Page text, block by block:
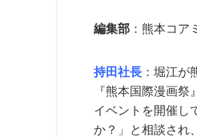
編集部 ：熊本コア
持田社長 ：堀江
『熊本国際漫画
イベントを開催し
か？」と相談され